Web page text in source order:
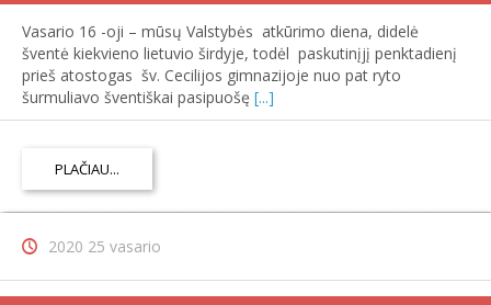
Vasario 16 -oji – mūsų Valstybės atkūrimo diena, didelė
šventė kiekvieno lietuvio širdyje, todėl paskutinįjį penktadienį
prieš atostogas šv. Cecilijos gimnazijoje nuo pat ryto
šurmuliavo šventiškai pasipuošę [...]
PLAČIAU...
2020 25 vasario